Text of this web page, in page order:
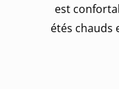
est
étés chauds